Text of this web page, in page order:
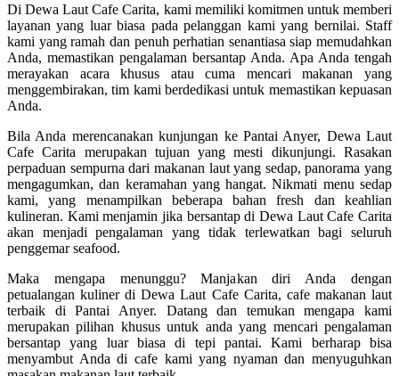
Di Dewa Laut Cafe Carita, kami memiliki komitmen untuk memberi
layanan yang luar biasa pada pelanggan kami yang bernilai. Staff
kami yang ramah dan penuh perhatian senantiasa siap memudahkan
Anda, memastikan pengalaman bersantap Anda. Apa Anda tengah
merayakan acara khusus atau cuma mencari makanan yang
menggembirakan, tim kami berdedikasi untuk memastikan kepuasan
Anda.
Bila Anda merencanakan kunjungan ke Pantai Anyer, Dewa Laut
Cafe Carita merupakan tujuan yang mesti dikunjungi. Rasakan
perpaduan sempurna dari makanan laut yang sedap, panorama yang
mengagumkan, dan keramahan yang hangat. Nikmati menu sedap
kami, yang menampilkan beberapa bahan fresh dan keahlian
kulineran. Kami menjamin jika bersantap di Dewa Laut Cafe Carita
akan menjadi pengalaman yang tidak terlewatkan bagi seluruh
penggemar seafood.
Maka mengapa menunggu? Manjakan diri Anda dengan
petualangan kuliner di Dewa Laut Cafe Carita, cafe makanan laut
terbaik di Pantai Anyer. Datang dan temukan mengapa kami
merupakan pilihan khusus untuk anda yang mencari pengalaman
bersantap yang luar biasa di tepi pantai. Kami berharap bisa
menyambut Anda di cafe kami yang nyaman dan menyuguhkan